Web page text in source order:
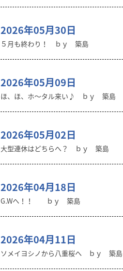
2026年05月30日
５月も終わり！ ｂｙ 築島
2026年05月09日
ほ、ほ、ホ～タル来い♪ ｂｙ 築島
2026年05月02日
大型連休はどちらへ？ ｂｙ 築島
2026年04月18日
G.Wへ！！ ｂｙ 築島
2026年04月11日
ソメイヨシノから八重桜へ ｂｙ 築島